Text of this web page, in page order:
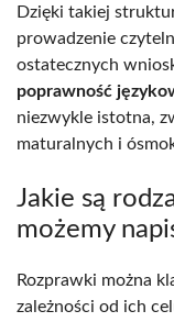
Dzięki takiej
prowadzenie
ostatecznych
poprawność
niezwykle istotna,
maturalnych i
Jakie są
możemy
Rozprawki można
zależności od ich